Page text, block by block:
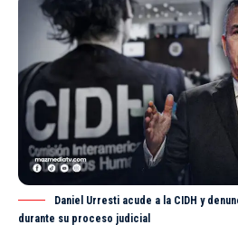
Daniel Urresti acude a la CIDH y
durante su proceso judicial